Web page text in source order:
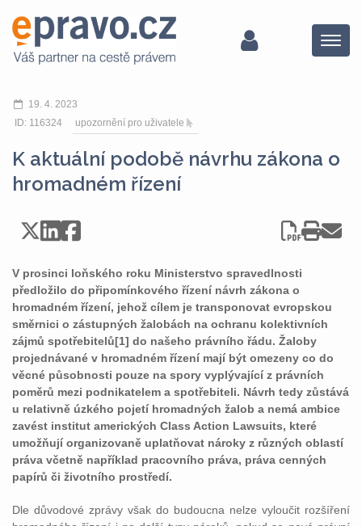
Menu
19. 4. 2023
ID: 116324
upozornění pro uživatele
K aktuální podobě návrhu zákona o
hromadném řízení
V prosinci loňského roku Ministerstvo spravedlnosti
předložilo do připomínkového řízení návrh zákona o
hromadném řízení, jehož cílem je transponovat evropskou
směrnici o zástupných žalobách na ochranu kolektivních
zájmů spotřebitelů[1] do našeho právního řádu. Žaloby
projednávané v hromadném řízení mají být omezeny co do
věcné působnosti pouze na spory vyplývající z právních
poměrů mezi podnikatelem a spotřebiteli. Návrh tedy zůstává
u relativně úzkého pojetí hromadných žalob a nemá ambice
zavést institut amerických Class Action Lawsuits, které
umožňují organizovaně uplatňovat nároky z různých oblastí
práva včetně například pracovního práva, práva cenných
papírů či životního prostředí.
Dle důvodové zprávy však do budoucna nelze vyloučit rozšíření